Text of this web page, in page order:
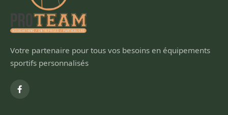
Votre partenaire pour tous vos besoins en équipements
sportifs personnalisés